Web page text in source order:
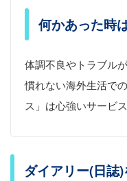
何かあった時
体調不良やトラブル
慣れない海外生活で
ス」は心強いサービス
ダイアリー(日誌